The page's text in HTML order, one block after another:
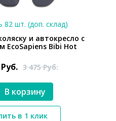
*}
82 шт. (доп. склад)
и автокресло с
EcoSapiens Bibi Hot
Руб. 3 475Руб.
В корзину
в 1 клик